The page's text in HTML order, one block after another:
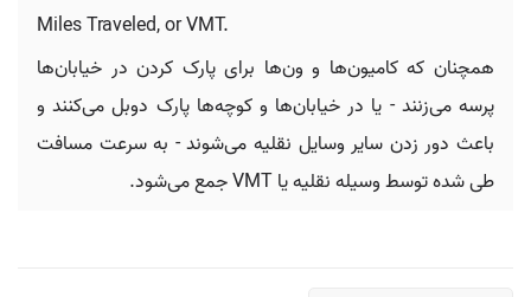
Miles Traveled, or VMT.
همچنان که کامیون‌ها و ون‌ها برای پارک کردن در خیابان‌ها
پرسه می‌زنند - یا در خیابان‌ها و کوچه‌ها پارک دوبل می‌کنند و
باعث دور زدن سایر وسایل نقلیه می‌شوند - به سرعت مسافت
طی شده توسط وسیله نقلیه یا VMT جمع می‌شود.